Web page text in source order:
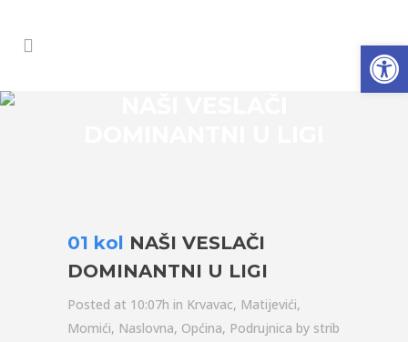
01 kol NAŠI VESLAČI
DOMINANTNI U LIGI
Posted at 10:07h in Krvavac, Matijevići,
Momići, Naslovna, Općina, Podrujnica by strib